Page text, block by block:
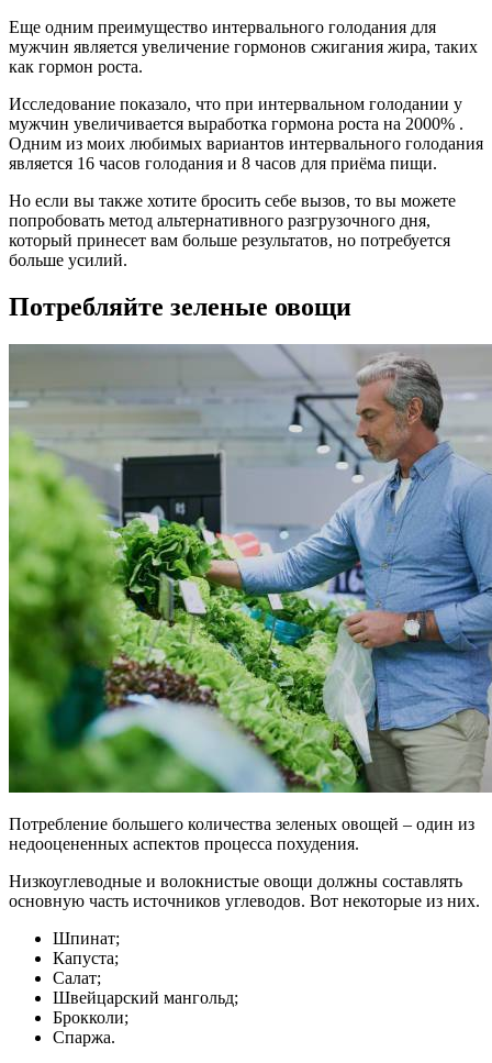
Еще одним преимущество интервального голодания для
мужчин является увеличение гормонов сжигания жира, таких
как гормон роста.
Исследование показало, что при интервальном голодании у
мужчин увеличивается выработка гормона роста на 2000% .
Одним из моих любимых вариантов интервального голодания
является 16 часов голодания и 8 часов для приёма пищи.
Но если вы также хотите бросить себе вызов, то вы можете
попробовать метод альтернативного разгрузочного дня,
который принесет вам больше результатов, но потребуется
больше усилий.
Потребляйте зеленые овощи
Потребление большего количества зеленых овощей – один из
недооцененных аспектов процесса похудения.
Низкоуглеводные и волокнистые овощи должны составлять
основную часть источников углеводов. Вот некоторые из них.
Шпинат;
Капуста;
Салат;
Швейцарский мангольд;
Брокколи;
Спаржа.